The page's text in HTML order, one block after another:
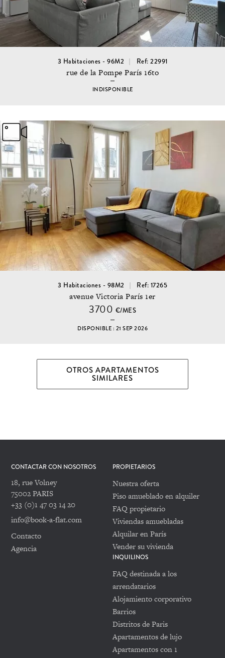
3 Habitaciones - 96M2 Ref: 22991
rue de la Pompe París 16to
INDISPONIBLE
3 Habitaciones - 98M2 Ref: 17265
avenue Victoria París 1er
3700 €/MES
DISPONIBLE : 21 SEP 2026
OTROS APARTAMENTOS
SIMILARES
CONTACTAR CON NOSOTROS
18, rue Volney
75002 PARIS
+33 (0)1 47 03 14 20
info@book-a-flat.com
Contacto
Agencia
PROPIETARIOS
Nuestra oferta
Piso amueblado en alquiler
FAQ propietario
Viviendas amuebladas
Alquilar en París
Vender su vivienda
INQUILINOS
FAQ destinada a los
arrendatarios
Alojamiento corporativo
Barrios
Distritos de Paris
Apartamentos de lujo
Apartamentos con 1